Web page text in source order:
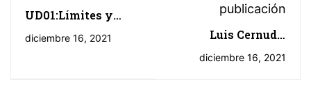
UD01:Límites y
continuidad
diciembre 16, 2021
publicación
Luis Cernuda.
Etapas de su obra:
diciembre 16, 2021